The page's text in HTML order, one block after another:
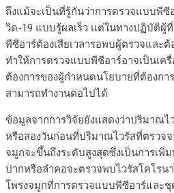
ถึงแม้จะเป็นที่รู้กันว่าการตรวจแบบพีซี
วิด-19 แบบรู้ผลเร็ว แต่ในทางปฏิบัติผู้
พีซีอาร์ต้องเสียเวลารอพบผู้ตรวจและ
ทำให้การตรวจแบบพีซีอาร์อาจเป็นเค
ต้องการของผู้กำหนดนโยบายที่ต้องกา
สามารถทำงานต่อไปได้
ข้อมูลจากการวิจัยยังแสดงว่าปริมาณไ
หรือสองวันก่อนที่ปริมาณไวรัสที่ตรวจจ
จมูกจะขึ้นถึงระดับสูงสุดซึ่งเป็นการเพิ่
ปากหรือลำคอจะตรวจพบไวรัสโคโรน
โพรงจมูกที่การตรวจแบบพีซีอาร์และ